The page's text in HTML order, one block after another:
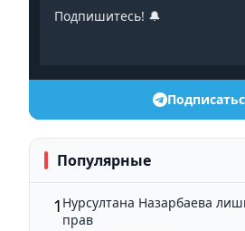
Подпишитесь! 🔔
Популярные
1 Нурсултана Назарбаева
прав